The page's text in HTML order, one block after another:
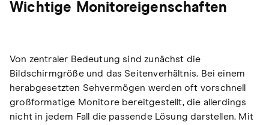
Wichtige Monitoreigenschaften
Von zentraler Bedeutung sind zunächst die
Bildschirmgröße und das Seitenverhältnis. Bei einem
herabgesetzten Sehvermögen werden oft vorschnell
großformatige Monitore bereitgestellt, die allerdings
nicht in jedem Fall die passende Lösung darstellen. Mit